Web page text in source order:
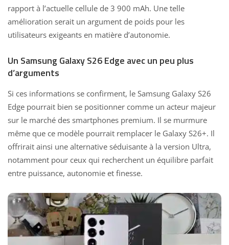
rapport à l’actuelle cellule de 3 900 mAh. Une telle
amélioration serait un argument de poids pour les
utilisateurs exigeants en matière d’autonomie.
Un Samsung Galaxy S26 Edge avec un peu plus
d’arguments
Si ces informations se confirment, le Samsung Galaxy S26
Edge pourrait bien se positionner comme un acteur majeur
sur le marché des smartphones premium. Il se murmure
même que ce modèle pourrait remplacer le Galaxy S26+. Il
offrirait ainsi une alternative séduisante à la version Ultra,
notamment pour ceux qui recherchent un équilibre parfait
entre puissance, autonomie et finesse.